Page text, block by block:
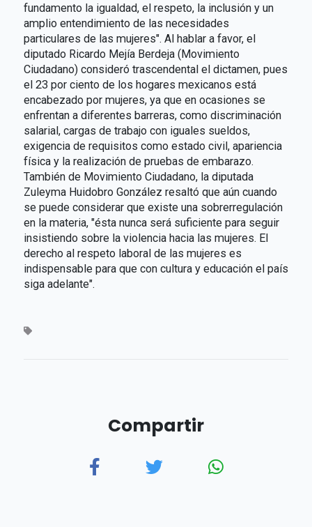
fundamento la igualdad, el respeto, la inclusión y un
amplio entendimiento de las necesidades
particulares de las mujeres". Al hablar a favor, el
diputado Ricardo Mejía Berdeja (Movimiento
Ciudadano) consideró trascendental el dictamen, pues
el 23 por ciento de los hogares mexicanos está
encabezado por mujeres, ya que en ocasiones se
enfrentan a diferentes barreras, como discriminación
salarial, cargas de trabajo con iguales sueldos,
exigencia de requisitos como estado civil, apariencia
física y la realización de pruebas de embarazo.
También de Movimiento Ciudadano, la diputada
Zuleyma Huidobro González resaltó que aún cuando
se puede considerar que existe una sobrerregulación
en la materia, "ésta nunca será suficiente para seguir
insistiendo sobre la violencia hacia las mujeres. El
derecho al respeto laboral de las mujeres es
indispensable para que con cultura y educación el país
siga adelante".
Compartir